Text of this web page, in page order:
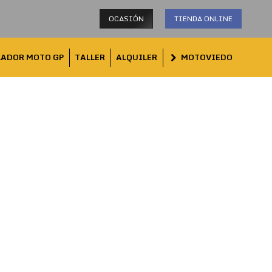
OCASIÓN TIENDA ONLINE
MOTO GP TALLER ALQUILER MOTOVIEDO